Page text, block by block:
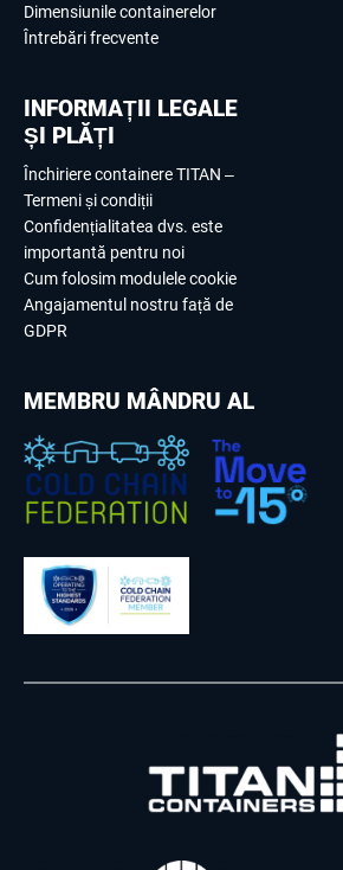
Dimensiunile containerelor
Întrebări frecvente
INFORMAȚII LEGALE
ȘI PLĂȚI
Închiriere containere TITAN –
Termeni și condiții
Confidențialitatea dvs. este
importantă pentru noi
Cum folosim modulele cookie
Angajamentul nostru față de
GDPR
MEMBRU MÂNDRU AL